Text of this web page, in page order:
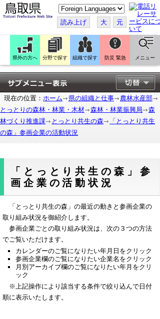
こ
の
ペ
ー
ジ
翻
訳
す
る
読み上げ 大 元
県外の方へ 分野で探す 組織で探す 防災 緊急 メニュー
現在の位置： ホーム 県の組織と仕事
農林水産部
とっとりの森林・林業・木材
森林・林業振興局
森
林づくり推進課
とっとり共生の森
「とっとり共生
の森」参画企業の活動状況
「とっとり共生の森」参
画企業の活動状況
「とっとり共生の森」の最近の動きと参画企業の
取り組み状況を御紹介します。
参画企業ごとの取り組み状況は、次の３つの方法
でご覧いただけます。
カレンダーのご覧になりたい年月日をクリック
参画企業欄のご覧になりたい企業名をクリック
月別アーカイブ欄のご覧になりたい年月をクリ
ック
※上記操作により該当する条件で絞り込んで日付
順に表示いたします。